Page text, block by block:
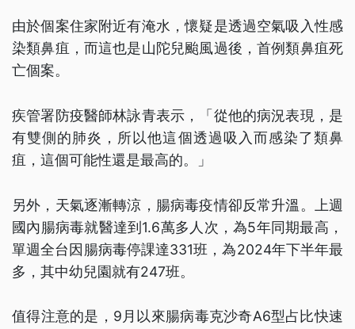
由於個案住家附近有淹水，懷疑是透過空氣吸入性感
染類鼻疽，而這也是山陀兒颱風過後，首例類鼻疽死
亡個案。
疾管署防疫醫師林詠青表示，「從他的病況表現，是
有雙側的肺炎，所以他這個透過吸入而感染了類鼻
疽，這個可能性還是最高的。」
另外，天氣逐漸轉涼，腸病毒疫情卻反常升溫。上週
國內腸病毒就醫達到1.6萬多人次，為5年同期最高，
單週全台因腸病毒停課達331班，為2024年下半年最
多，其中幼兒園就有247班。
值得注意的是，9月以來腸病毒克沙奇A6型占比快速